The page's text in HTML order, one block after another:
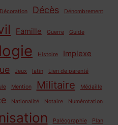
Décoration Décès Dénombrement
Famille Guerre Guide
Histoire Implexe
Jeux latin Lien de parenté
Mention Militaire Médaille
Nationalité Notaire Numérotation
Paléographie Plan